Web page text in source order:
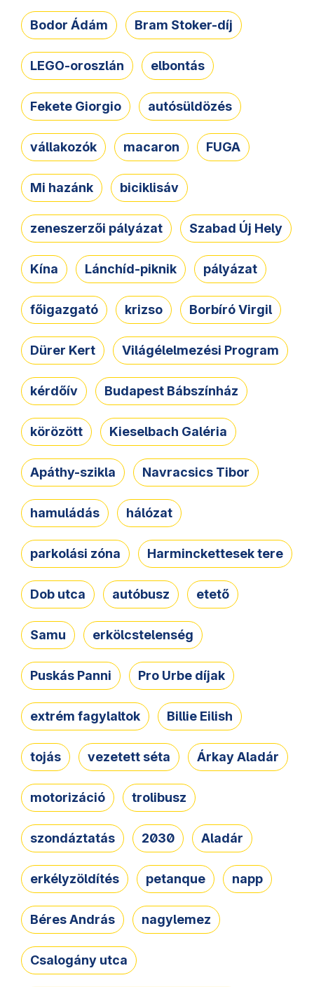
Bodor Ádám Bram Stoker-díj
LEGO-oroszlán elbontás
Fekete Giorgio autósüldözés
vállakozók macaron FUGA
Mi hazánk biciklisáv
zeneszerzői pályázat Szabad Új Hely
Kína Lánchíd-piknik pályázat
főigazgató krizso Borbíró Virgil
Dürer Kert Világélelmezési Program
kérdőív Budapest Bábszínház
körözött Kieselbach Galéria
Apáthy-szikla Navracsics Tibor
hamuládás hálózat
parkolási zóna Harminckettesek tere
Dob utca autóbusz etető
Samu erkölcstelenség
Puskás Panni Pro Urbe díjak
extrém fagylaltok Billie Eilish
tojás vezetett séta Árkay Aladár
motorizáció trolibusz
szondáztatás 2030 Aladár
erkélyzöldítés petanque napp
Béres András nagylemez
Csalogány utca